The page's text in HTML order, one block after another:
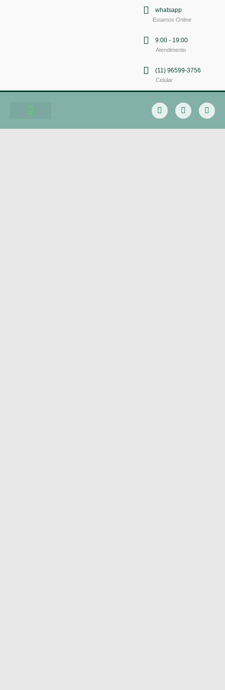
whatsapp
Estamos Online
9:00 - 19:00
Atendimento
(11) 96599-3756
Celular